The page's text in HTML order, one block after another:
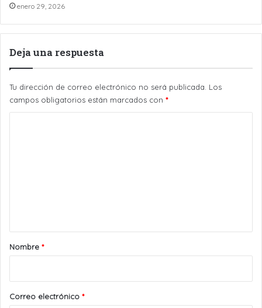
enero 29, 2026
Deja una respuesta
Tu dirección de correo electrónico no será publicada. Los
campos obligatorios están marcados con *
r
*
Nombre *
Correo electrónico *